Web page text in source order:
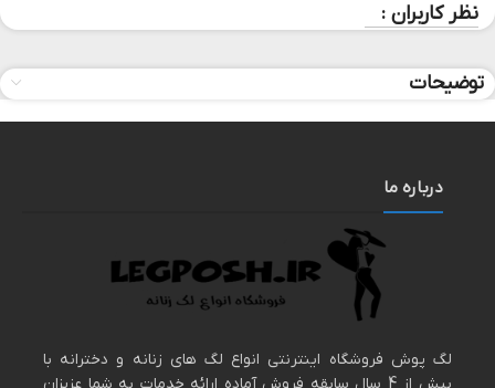
نظر کاربران :
توضیحات
درباره ما
لگ پوش فروشگاه اینترنتی انواع لگ های زنانه و دخترانه با